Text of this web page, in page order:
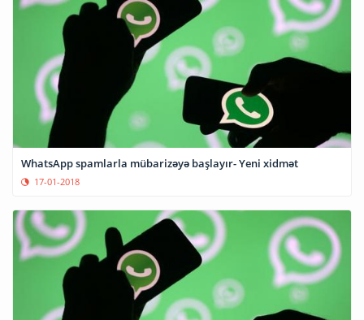
WhatsApp spamlarla mübarizəyə başlayır- Yeni xidmət
17-01-2018